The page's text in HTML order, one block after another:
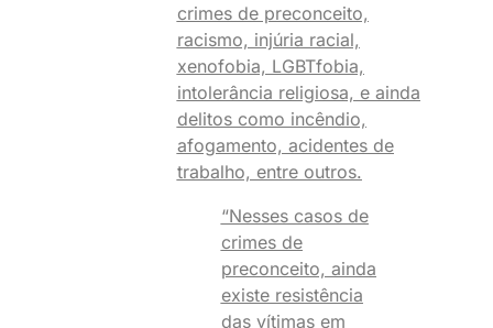
crimes de preconceito,
racismo, injúria racial,
xenofobia, LGBTfobia,
intolerância religiosa, e ainda
delitos como incêndio,
afogamento, acidentes de
trabalho, entre outros.
“Nesses casos de
crimes de
preconceito, ainda
existe resistência
das vítimas em